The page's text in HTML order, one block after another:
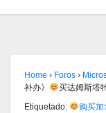
Home › Foros ›
补办》
买达姆斯塔
Etiquetado:
购买